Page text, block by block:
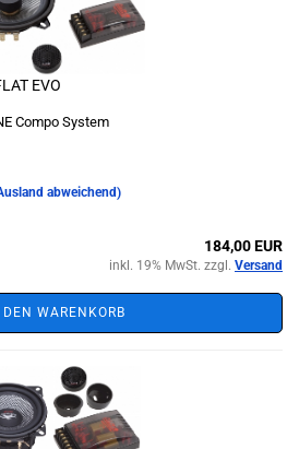
EVO
Compo System
abweichend)
184,00 EUR
inkl. 19% MwSt. zzgl. Versand
DEN WARENKORB